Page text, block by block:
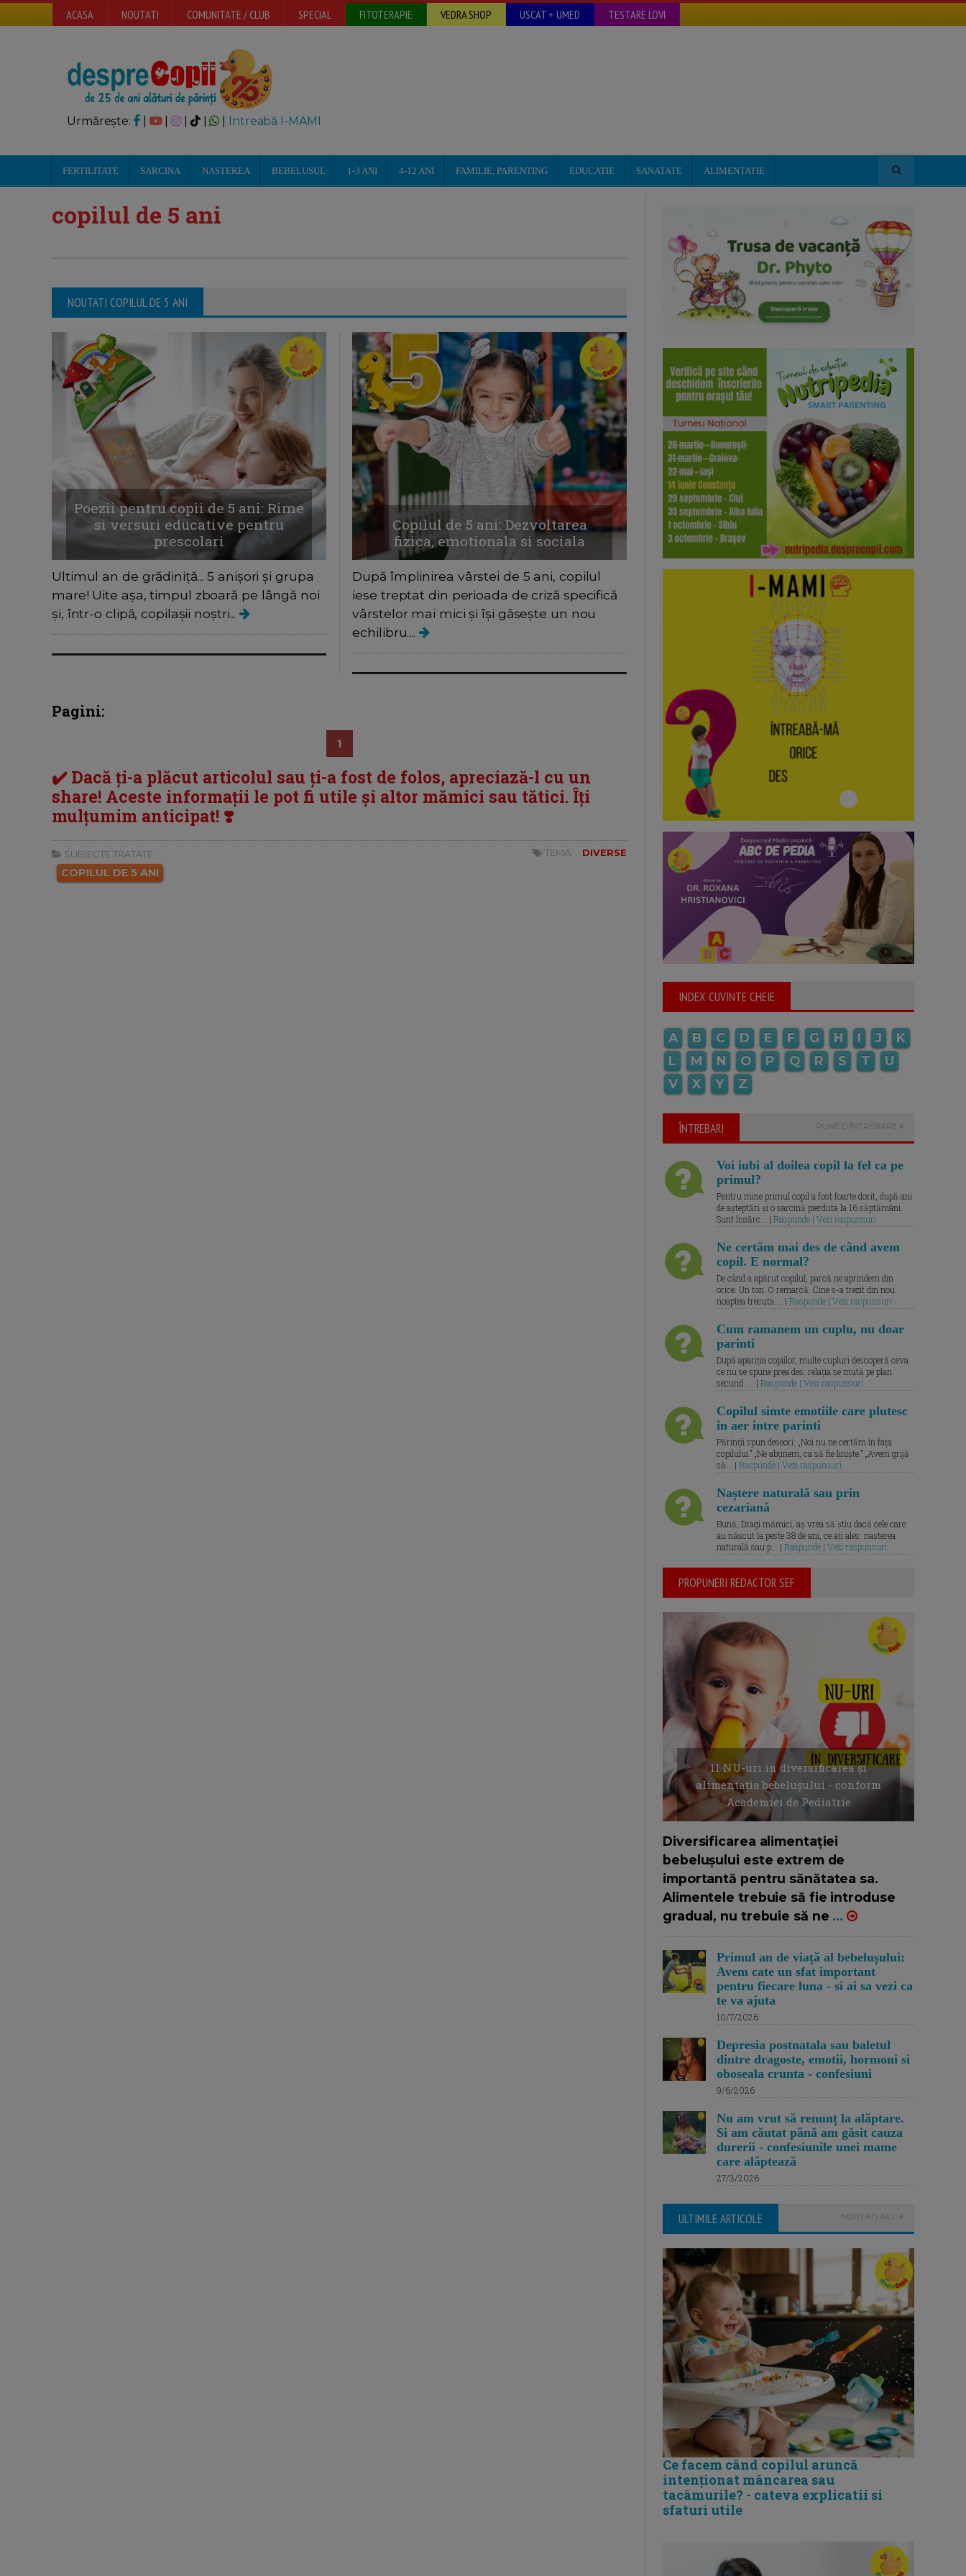
ACASA NOUTATI COMUNITATE / CLUB SPECIAL FITOTERAPIE VEDRA SHOP USCAT + UMED TESTARE LOVI
Urmărește: | | Intreabă I-MAMI
FERTILITATE SARCINA NASTEREA BEBELUSUL 1-3 ANI 4-12 ANI FAMILIE, PARENTING EDUCATIE SANATATE ALIMENTATIE
copilul de 5 ani
NOUTATI COPILUL DE 5 ANI
Poezii pentru copii de 5 ani: Rime
si versuri educative pentru
prescolari
Ultimul an de grădiniță... 5 anișori și grupa
mare! Uite așa, timpul zboară pe lângă noi
și, într-o clipă, copilașii noștri...
Copilul de 5 ani: Dezvoltarea
fizica, emotionala si sociala
După împlinirea vârstei de 5 ani, copilul
iese treptat din perioada de criză specifică
vârstelor mai mici și își găsește un nou
echilibru....
Pagini:
1
✔️ Dacă ți-a plăcut articolul sau ți-a fost de folos, apreciază-l cu un
share! Aceste informații le pot fi utile și altor mămici sau tătici. Îți
mulțumim anticipat! ❣️
SUBIECTE TRATATE:
COPILUL DE 5 ANI
TEMA: DIVERSE
INDEX CUVINTE CHEIE
A B C D E F G H I J
K
L
M N O P Q R S T
U
V
X Y Z
ÎNTREBARI PUNE O ÎNTREBARE
Voi iubi al doilea copil la fel ca pe
primul?
Pentru mine primul copil a fost foarte dorit, după ani
de așteptări și o sarcină pierduta la 16 săptămâni.
Sunt însărc... | Raspunde | Vezi raspunsuri
Ne certăm mai des de când avem
copil. E normal?
De când a apărut copilul, parcă ne aprindem din
orice. Un ton. O remarcă. Cine s-a trezit din nou
noaptea trecuta.... | Raspunde | Vezi raspunsuri
Cum ramanem un cuplu, nu doar
parinti
După apariția copiilor, multe cupluri descoperă ceva
ce nu se spune prea des: relația se mută pe plan
secund. ... | Raspunde | Vezi raspunsuri
Copilul simte emotiile care plutesc
in aer intre parinti
Părinții spun deseori: „Noi nu ne certăm în fața
copilului.” „Ne abținem, ca să fie liniște.” „Avem grijă
să... | Raspunde | Vezi raspunsuri
Naștere naturală sau prin
cezariană
Bună, Dragi mămici, aș vrea să știu dacă cele care
au născut la peste 38 de ani, ce ați ales: nașterea
naturală sau p... | Raspunde | Vezi raspunsuri
PROPUNERI REDACTOR SEF
11 NU-uri in diversificarea și
alimentația bebelușului - conform
Academiei de Pediatrie
Diversificarea alimentației
bebelușului este extrem de
importantă pentru sănătatea sa.
Alimentele trebuie să fie introduse
gradual, nu trebuie să ne ...
Primul an de viață al bebelușului:
Avem cate un sfat important
pentru fiecare luna - si ai sa vezi ca
te va ajuta
10/7/2026
Depresia postnatala sau baletul
dintre dragoste, emotii, hormoni si
oboseala crunta - confesiuni
9/6/2026
Nu am vrut să renunț la alăptare.
Si am căutat până am găsit cauza
durerii - confesiunile unei mame
care alăptează
27/3/2026
ULTIMILE ARTICOLE NOUTATI AICI
Ce facem când copilul aruncă
intenționat mâncarea sau
tacâmurile? - cateva explicatii si
sfaturi utile